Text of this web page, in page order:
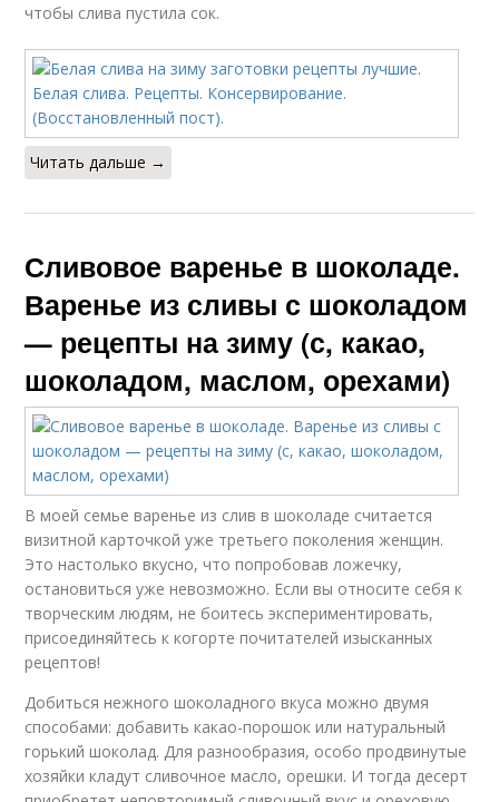
чтобы слива пустила сок.
Читать дальше →
Сливовое варенье в шоколаде.
Варенье из сливы с шоколадом
— рецепты на зиму (с, какао,
шоколадом, маслом, орехами)
В моей семье варенье из слив в шоколаде считается
визитной карточкой уже третьего поколения женщин.
Это настолько вкусно, что попробовав ложечку,
остановиться уже невозможно. Если вы относите себя к
творческим людям, не боитесь экспериментировать,
присоединяйтесь к когорте почитателей изысканных
рецептов!
Добиться нежного шоколадного вкуса можно двумя
способами: добавить какао-порошок или натуральный
горький шоколад. Для разнообразия, особо продвинутые
хозяйки кладут сливочное масло, орешки. И тогда десерт